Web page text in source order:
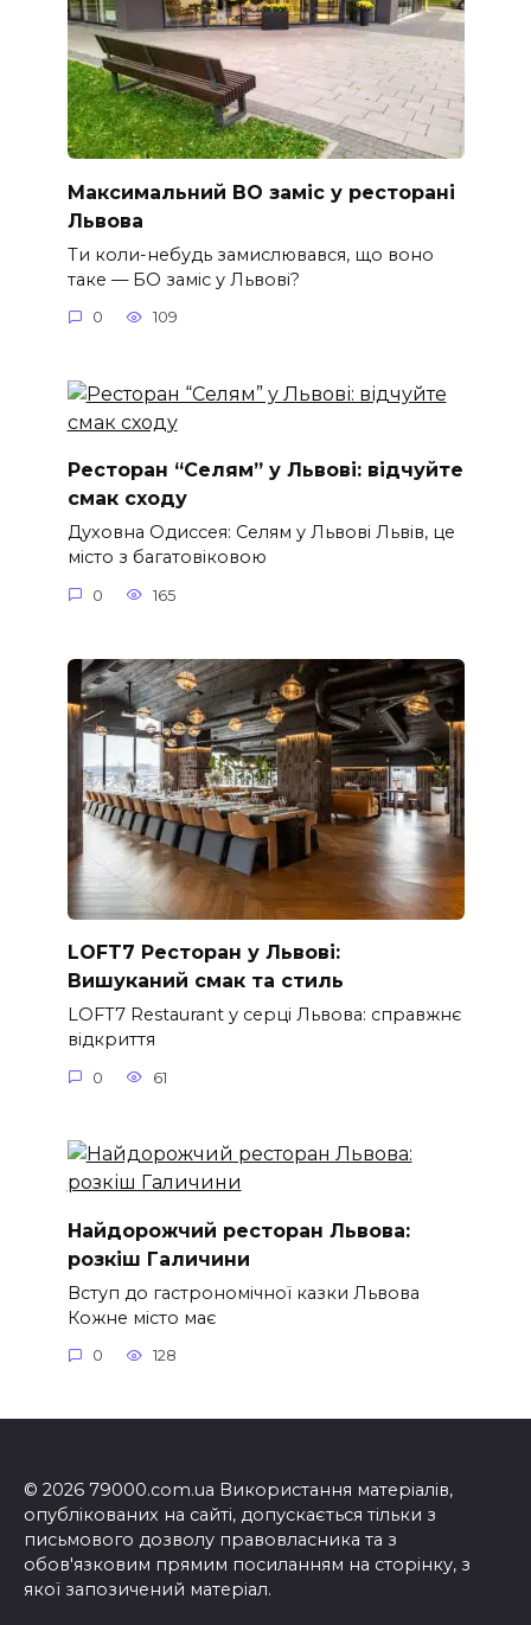
Максимальний BO заміс у ресторані
Львова
Ти коли-небудь замислювався, що воно
таке — БО заміс у Львові?
0 109
Ресторан “Селям” у Львові: відчуйте
смак сходу
Духовна Одиссея: Селям у Львові Львів, це
місто з багатовіковою
0 165
LOFT7 Ресторан у Львові:
Вишуканий смак та стиль
LOFT7 Restaurant у серці Львова: справжнє
відкриття
0 61
Найдорожчий ресторан Львова:
розкіш Галичини
Вступ до гастрономічної казки Львова
Кожне місто має
0 128
© 2026 79000.com.ua Використання матеріалів,
опублікованих на сайті, допускається тільки з
письмового дозволу правовласника та з
обов'язковим прямим посиланням на сторінку, з
якої запозичений матеріал.